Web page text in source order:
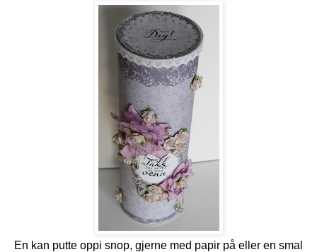
En kan putte oppi snop, gjerne med papir på eller en smal